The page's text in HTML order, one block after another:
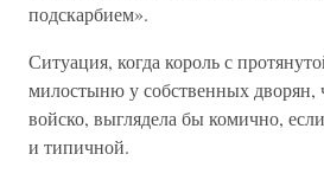
подскарбием».
Ситуация, когда король с
милостыню у собственных дворян,
войско, выглядела бы комично,
и типичной.